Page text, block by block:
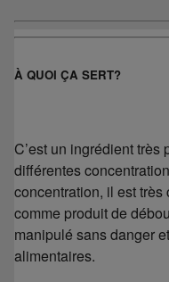
À QUOI ÇA SERT?
C’est un ingrédient
différentes
concentration, il est
comme produit de
manipulé sans danger
alimentaires.